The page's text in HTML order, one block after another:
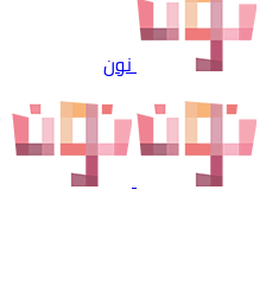
نون